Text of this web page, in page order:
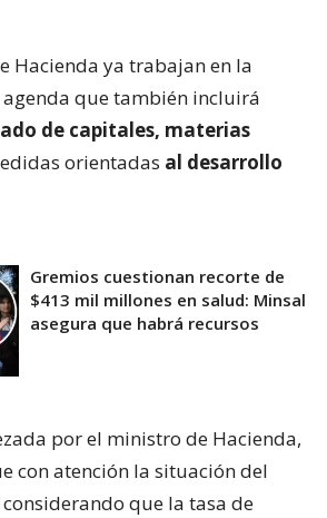
Hacienda ya trabajan en la
que también incluirá
de capitales, materias
orientadas al desarrollo
Gremios cuestionan recorte de
$413 mil millones en salud: Minsal
asegura que habrá recursos
por el ministro de Hacienda,
con atención la situación del
que la tasa de